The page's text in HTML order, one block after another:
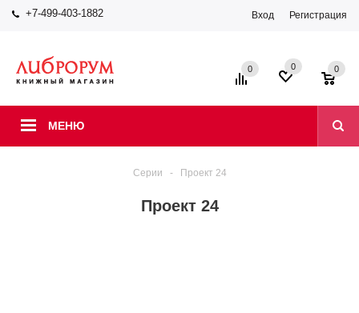
+7-499-403-1882 Вход Регистрация
МЕНЮ
0 0 0
Серии - Проект 24
Проект 24